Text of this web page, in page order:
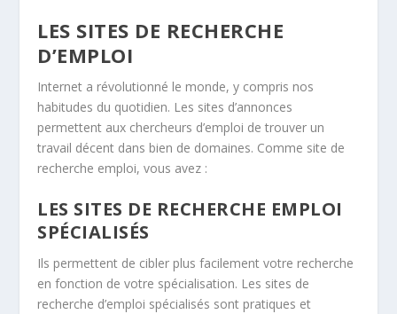
LES SITES DE RECHERCHE
D’EMPLOI
Internet a révolutionné le monde, y compris nos
habitudes du quotidien. Les sites d’annonces
permettent aux chercheurs d’emploi de trouver un
travail décent dans bien de domaines. Comme site de
recherche emploi, vous avez :
LES SITES DE RECHERCHE EMPLOI
SPÉCIALISÉS
Ils permettent de cibler plus facilement votre recherche
en fonction de votre spécialisation. Les sites de
recherche d’emploi spécialisés sont pratiques et